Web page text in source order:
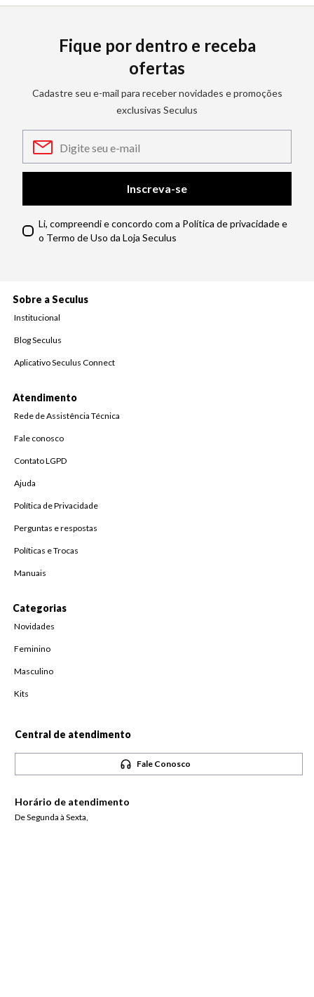
Fique por dentro e receba
ofertas
Cadastre seu e-mail para receber novidades e promoções
exclusivas Seculus
Inscreva-se
Li, compreendi e concordo com a Política de privacidade e
o Termo de Uso da Loja Seculus
Sobre a Seculus
Institucional
Blog Seculus
Aplicativo Seculus Connect
Atendimento
Rede de Assistência Técnica
Fale conosco
Contato LGPD
Ajuda
Política de Privacidade
Perguntas e respostas
Políticas e Trocas
Manuais
Categorias
Novidades
Feminino
Masculino
Kits
Central de atendimento
Fale Conosco
Horário de atendimento
De Segunda à Sexta,